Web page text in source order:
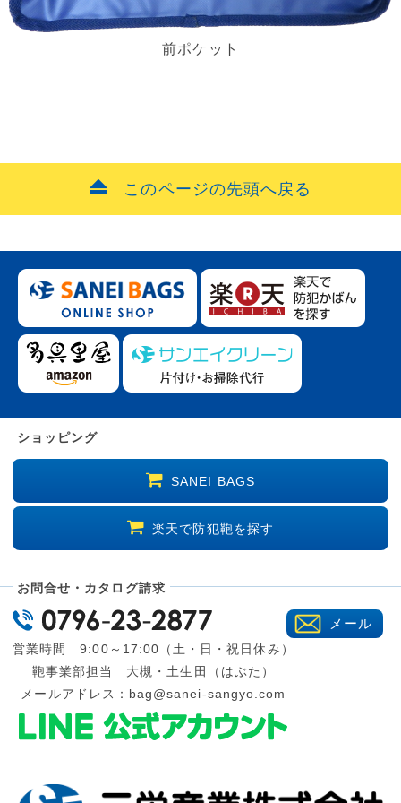
前ポケット
このページの先頭へ戻る
ショッピング
SANEI BAGS
楽天で防犯鞄を探す
お問合せ・カタログ請求
営業時間 9:00～17:00（土・日・祝日休み）
鞄事業部担当 大槻・土生田（はぶた）
メールアドレス： bag@sanei-sangyo.com
メール